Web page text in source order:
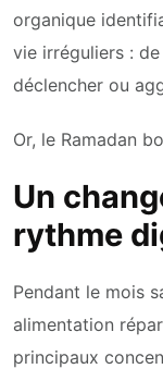
organique
vie irréguliers :
déclencher ou
Or, le Ramadan
Un
rythme
Pendant le mois
alimentation
principaux